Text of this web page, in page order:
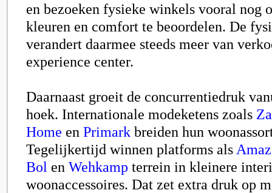
en bezoeken fysieke winkels vooral nog
kleuren en comfort te beoordelen. De
verandert daarmee steeds meer van
experience center.
Daarnaast groeit de concurrentiedruk
hoek. Internationale modeketens zoals
Home en Primark breiden hun
Tegelijkertijd winnen platforms als
Bol en Wehkamp terrein in kleinere
woonaccessoires. Dat zet extra druk op